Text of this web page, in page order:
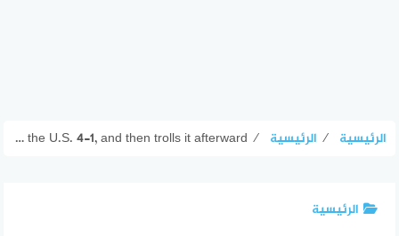
الرئيسية ⁄ الرئيسية ⁄
From The Sports Desk: Belgium demolishes the U.S. 4-1, and then trolls it afterward
الرئيسية